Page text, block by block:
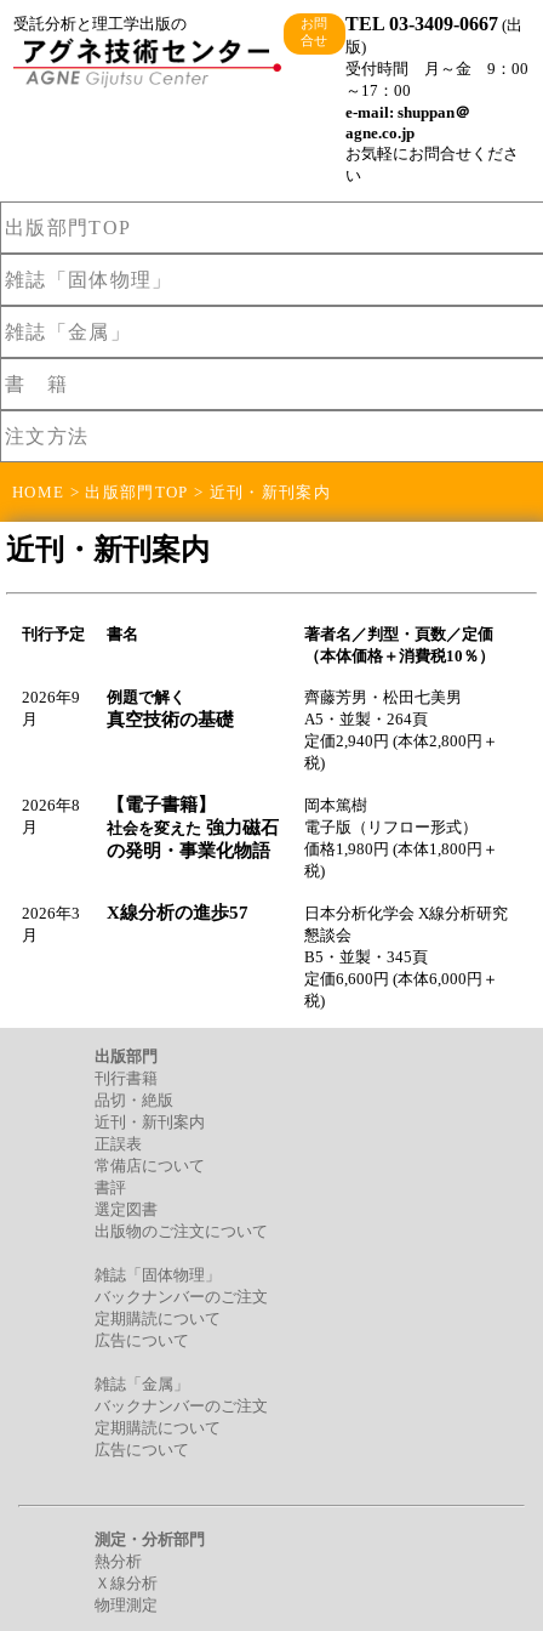
受託分析と理工学出版の
お問
合せ
TEL 03-3409-0667(出
版)
受付時間 月～金 9：00
～17：00
e-mail: shuppan＠
agne.co.jp
お気軽にお問合せくださ
い
出版部門TOP
雑誌「固体物理」
雑誌「金属」
書 籍
注文方法
HOME >出版部門TOP > 近刊・新刊案内
近刊・新刊案内
刊行予定 書名
著者名／判型・頁数／定価
（本体価格＋消費税10％）
2026年9
月
例題で解く
真空技術の基礎
齊藤芳男・松田七美男
A5・並製・264頁
定価2,940円 (本体2,800円＋
税)
2026年8
月
【電子書籍】
社会を変えた 強力磁石
の発明・事業化物語
岡本篤樹
電子版（リフロー形式）
価格1,980円 (本体1,800円＋
税)
2026年3
月
X線分析の進歩57
日本分析化学会 X線分析研究
懇談会
B5・並製・345頁
定価6,600円 (本体6,000円＋
税)
出版部門
刊行書籍
品切・絶版
近刊・新刊案内
正誤表
常備店について
書評
選定図書
出版物のご注文について
雑誌「固体物理」
バックナンバーのご注文
定期購読について
広告について
雑誌「金属」
バックナンバーのご注文
定期購読について
広告について
測定・分析部門
熱分析
Ｘ線分析
物理測定